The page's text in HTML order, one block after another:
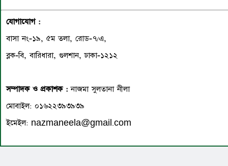
যোগাযোগ :
বাসা নং-১৯, ৫ম তলা, রোড-৭/এ,
ব্লক-বি, বারিধারা, গুলশান, ঢাকা-১২১২
সম্পাদক ও প্রকাশক : নাজমা সুলতানা নীলা
মোবাইল: ০১৬২২৩৯৩৯৩৯
ইমেইল: nazmaneela@gmail.com